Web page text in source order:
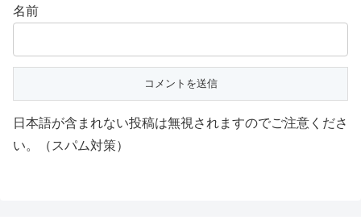
名前
日本語が含まれない投稿は無視されますのでご注意くださ
い。（スパム対策）